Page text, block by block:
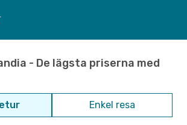
- De lägsta priserna med
Enkel resa